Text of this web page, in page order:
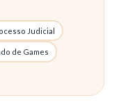
Judicial
de Games